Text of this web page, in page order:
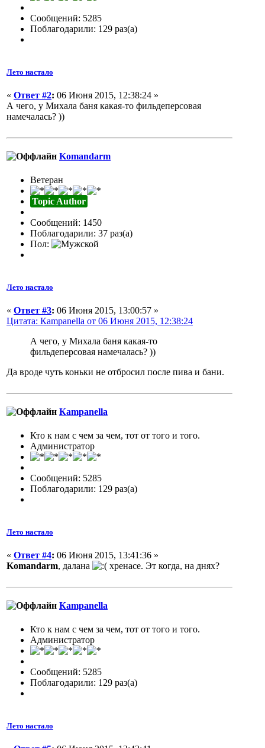
Сообщений: 5285
Поблагодарили: 129 раз(а)
Лето настало
« Ответ #2: 06 Июня 2015, 12:38:24 »
А чего, у Михала баня какая-то фильдеперсовая
намечалась? ))
Komandarm
Ветеран
Topic Author
Сообщений: 1450
Поблагодарили: 37 раз(а)
Пол:
Лето настало
« Ответ #3: 06 Июня 2015, 13:00:57 »
Цитата: Кampanella от 06 Июня 2015, 12:38:24
А чего, у Михала баня какая-то
фильдеперсовая намечалась? ))
Да вроде чуть коньки не отбросил после пива и бани.
Кampanella
Кто к нам с чем за чем, тот от того и того.
Администратор
Сообщений: 5285
Поблагодарили: 129 раз(а)
Лето настало
« Ответ #4: 06 Июня 2015, 13:41:36 »
Komandarm, далана хренасе. Эт когда, на днях?
Кampanella
Кто к нам с чем за чем, тот от того и того.
Администратор
Сообщений: 5285
Поблагодарили: 129 раз(а)
Лето настало